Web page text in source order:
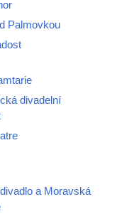
Palmovkou
divadelní
a Moravská